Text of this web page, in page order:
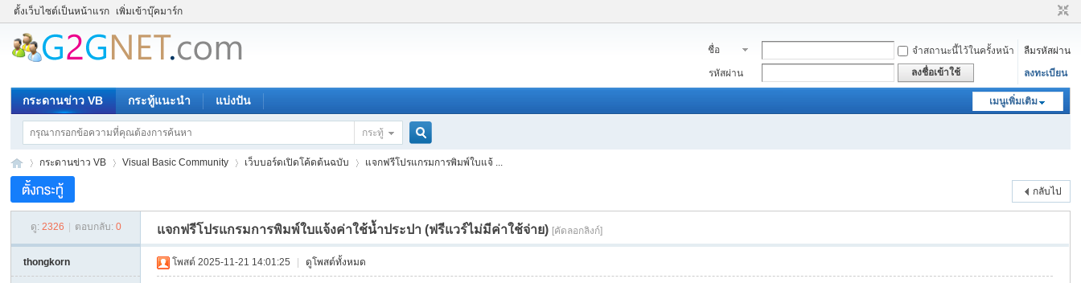
ตั้งเว็บไซต์เป็นหน้าแรก เพิ่มเข้าบุ๊คมาร์ก
ชื่อ
สมาชิก
จำสถานะนี้ไว้ในครั้งหน้า
ลืมรหัสผ่าน
รหัสผ่าน
ลงชื่อเข้าใช้ ลงทะเบียน
เมนูเพิ่มเติม
กระดานข่าว VB กระทู้แนะนำ แบ่งปัน
กระทู้
ค้นหา
กระดานข่าว VB
›
Visual Basic Community
›
เว็บบอร์ดเปิดโค้ดต้นฉบับ
›
แจกฟรีโปรแกรมการพิมพ์ใบแจ้ ...
กลับไป
ดู: 2326 ตอบกลับ: 0 แจกฟรีโปรแกรมการพิมพ์ใบแจ้งค่าใช้น้ำประปา (ฟรีแวร์ไม่มีค่าใช้จ่าย) [คัดลอกลิงก์]
thongkorn โพสต์ 2025-11-21 14:01:25 ดูโพสต์ทั้งหมด